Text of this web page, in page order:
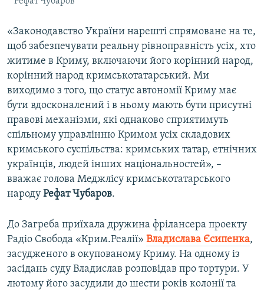
«Законодавство України нарешті спрямоване на те,
щоб забезпечувати реальну рівноправність усіх, хто
житиме в Криму, включаючи його корінний народ,
корінний народ кримськотатарський. Ми
виходимо з того, що статус автономії Криму має
бути вдосконалений і в ньому мають бути присутні
правові механізми, які однаково сприятимуть
спільному управлінню Кримом усіх складових
кримського суспільства: кримських татар, етнічних
українців, людей інших національностей», –
вважає голова Меджлісу кримськотатарського
народу Рефат Чубаров.
До Загреба приїхала дружина фрілансера проекту
Радіо Свобода «Крим.Реалії» Владислава Єсипенка,
засудженого в окупованому Криму. На одному із
засідань суду Владислав розповідав про тортури. У
лютому його засудили до шести років колонії та